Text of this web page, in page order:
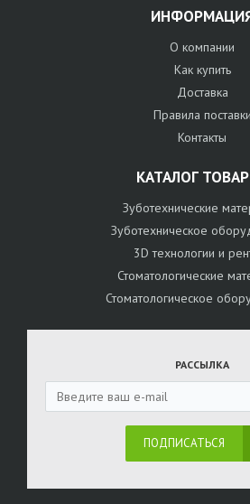
О компании
Как купить
Доставка
Правила поставки
Контакты
КАТАЛОГ
Зуботехнические
Зуботехническое
3D технологии и
Стоматологические
Стоматологическое
РАССЫЛКА
ПОДПИСАТЬСЯ